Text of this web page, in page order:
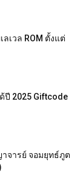
ลเวล ROM ตั้งแต่
ปี 2025 Giftcode
จารย์ จอมยุทธ์ภูต